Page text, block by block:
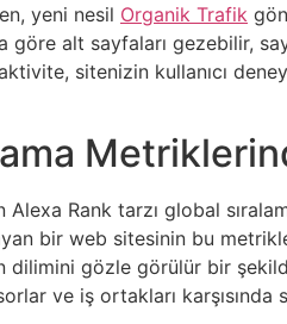
yeni nesil Organik Trafik
göre alt sayfaları gezebilir,
sitenizin kullanıcı
Rank tarzı global
bir web sitesinin bu
dilimini gözle görülür bir
ve iş ortakları karşısında